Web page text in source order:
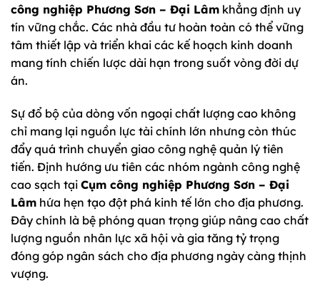
công nghiệp Phương Sơn – Đại Lâm khẳng định uy
tín vững chắc. Các nhà đầu tư hoàn toàn có thể vững
tâm thiết lập và triển khai các kế hoạch kinh doanh
mang tính chiến lược dài hạn trong suốt vòng đời dự
án.
Sự đổ bộ của dòng vốn ngoại chất lượng cao không
chỉ mang lại nguồn lực tài chính lớn nhưng còn thúc
đẩy quá trình chuyển giao công nghệ quản lý tiên
tiến. Định hướng ưu tiên các nhóm ngành công nghệ
cao sạch tại Cụm công nghiệp Phương Sơn – Đại
Lâm hứa hẹn tạo đột phá kinh tế lớn cho địa phương.
Đây chính là bệ phóng quan trọng giúp nâng cao chất
lượng nguồn nhân lực xã hội và gia tăng tỷ trọng
đóng góp ngân sách cho địa phương ngày càng thịnh
vượng.